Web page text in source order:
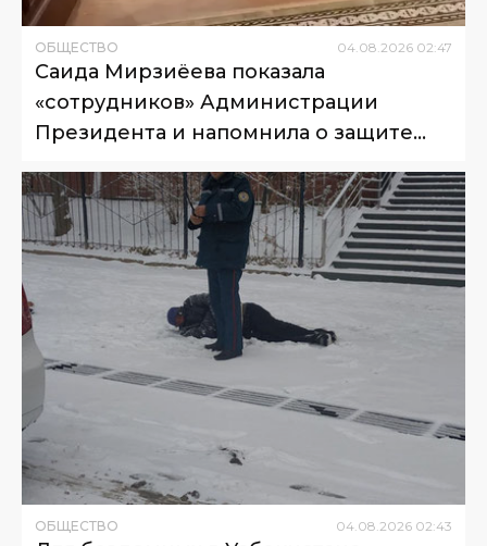
ОБЩЕСТВО 04 08 2026 02:47
Саида Мирзиёева показала
«сотрудников» Администрации
Президента и напомнила о защите
ОБЩЕСТВО 04 08 2026 02:43